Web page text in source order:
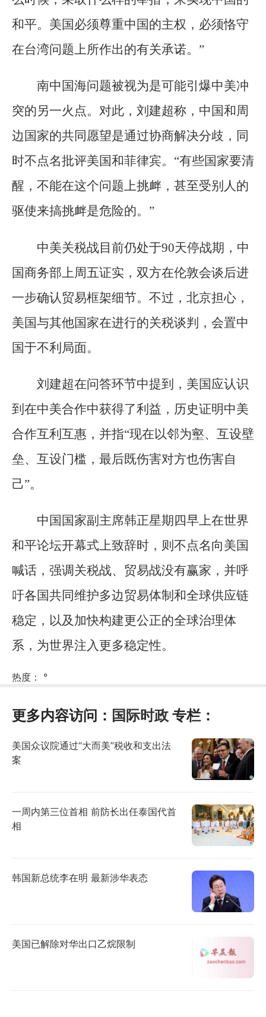
和平。美国必须尊重中国的主权，必须恪守
在台湾问题上所作出的有关承诺。”
南中国海问题被视为是可能引爆中美冲
突的另一火点。对此，刘建超称，中国和周
边国家的共同愿望是通过协商解决分歧，同
时不点名批评美国和菲律宾。“有些国家要清
醒，不能在这个问题上挑衅，甚至受别人的
驱使来搞挑衅是危险的。”
中美关税战目前仍处于90天停战期，中
国商务部上周五证实，双方在伦敦会谈后进
一步确认贸易框架细节。不过，北京担心，
美国与其他国家在进行的关税谈判，会置中
国于不利局面。
刘建超在问答环节中提到，美国应认识
到在中美合作中获得了利益，历史证明中美
合作互利互惠，并指“现在以邻为壑、互设壁
垒、互设门槛，最后既伤害对方也伤害自
己”。
中国国家副主席韩正星期四早上在世界
和平论坛开幕式上致辞时，则不点名向美国
喊话，强调关税战、贸易战没有赢家，并呼
吁各国共同维护多边贸易体制和全球供应链
稳定，以及加快构建更公正的全球治理体
系，为世界注入更多稳定性。
热度： °
更多内容访问： 国际时政 专栏：
美国众议院通过“大而美”税收和支出法
案
一周内第三位首相 前防长出任泰国代首
相
韩国新总统李在明 最新涉华表态
美国已解除对华出口乙烷限制